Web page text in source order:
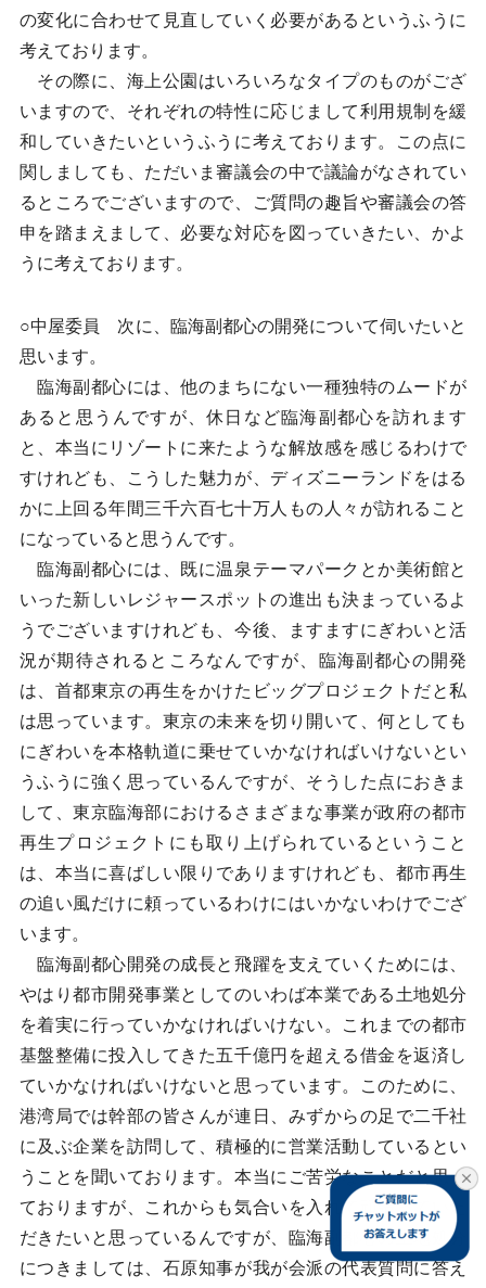
の変化に合わせて見直していく必要があるというふうに
考えております。
その際に、海上公園はいろいろなタイプのものがござ
いますので、それぞれの特性に応じまして利用規制を緩
和していきたいというふうに考えております。この点に
関しましても、ただいま審議会の中で議論がなされてい
るところでございますので、ご質問の趣旨や審議会の答
申を踏まえまして、必要な対応を図っていきたい、かよ
うに考えております。
○中屋委員 次に、臨海副都心の開発について伺いたいと
思います。
臨海副都心には、他のまちにない一種独特のムードが
あると思うんですが、休日など臨海副都心を訪れます
と、本当にリゾートに来たような解放感を感じるわけで
すけれども、こうした魅力が、ディズニーランドをはる
かに上回る年間三千六百七十万人もの人々が訪れること
になっていると思うんです。
臨海副都心には、既に温泉テーマパークとか美術館と
いった新しいレジャースポットの進出も決まっているよ
うでございますけれども、今後、ますますにぎわいと活
況が期待されるところなんですが、臨海副都心の開発
は、首都東京の再生をかけたビッグプロジェクトだと私
は思っています。東京の未来を切り開いて、何としても
にぎわいを本格軌道に乗せていかなければいけないとい
うふうに強く思っているんですが、そうした点におきま
して、東京臨海部におけるさまざまな事業が政府の都市
再生プロジェクトにも取り上げられているということ
は、本当に喜ばしい限りでありますけれども、都市再生
の追い風だけに頼っているわけにはいかないわけでござ
います。
臨海副都心開発の成長と飛躍を支えていくためには、
やはり都市開発事業としてのいわば本業である土地処分
を着実に行っていかなければいけない。これまでの都市
基盤整備に投入してきた五千億円を超える借金を返済し
ていかなければいけないと思っています。このために、
港湾局では幹部の皆さんが連日、みずからの足で二千社
に及ぶ企業を訪問して、積極的に営業活動しているとい
うことを聞いております。本当にご苦労なことだと思っ
ておりますが、これからも気合いを入れて頑張っていた
だきたいと思っているんですが、臨海副都心の土地処分
につきましては、石原知事が我が会派の代表質問に答え